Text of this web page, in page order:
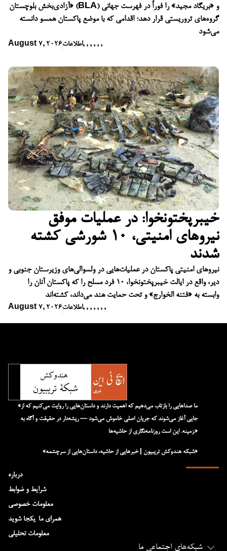
آزادی‌بخش بلوچستان» (BLA) و «بریگاد مجید» را فوراً در فهرست جهانی
گروه‌های تروریستی قرار دهد؛ اقدامی که با موضع پاکستان همسو دانسته
می‌شود
August 7, 2026اطلاعات, , , , , ,
خیبرپختونخوا: در عملیات موفق
نیروهای امنیتی، ۱۰ شورشی کشته
شدند
نیروهای امنیتی پاکستان در عملیات‌هایی در ولسوالی‌های وزیرستان جنوبی و
دیر، واقع در ایالت خیبرپختونخوا، ۱۰ فرد مسلح را که پاکستان آنان را
وابسته به «فتنه الخوارج» و تحت حمایت هند می‌داند، کشته‌اند
August 7, 2026اطلاعات, , , , , , ,
شبکه‌های اجتماعی ما
درباره
شرایط و ضوابط
معلومات خصوصی
همرای ما-یکجا شوید
معلومات تحلیلی
«ما صداهایی را بازتاب می‌دهیم که اهمیت دارند و داستان‌هایی را روایت می‌کنیم که از
جایی آغاز می‌شوند که جریان اصلی خاموش می‌شود — ریشه‌دار در حقیقت و آگاه به
زمینه. این است روزنامه‌نگاری از حاشیه‌ها.»
«شبکه هند‌و‌کش تریبیون | خبرهایی از حاشیه، داستان‌هایی از سرچشمه»